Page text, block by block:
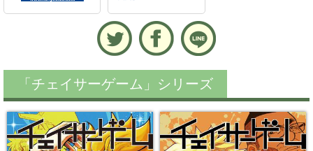
「チェイサーゲーム」シリーズ